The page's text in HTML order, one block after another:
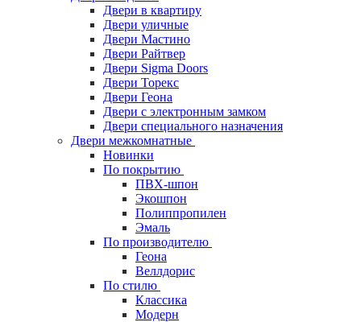
Двери в квартиру
Двери уличные
Двери Мастино
Двери Райтвер
Двери Sigma Doors
Двери Торекс
Двери Геона
Двери с электронным замком
Двери специального назначения
Двери межкомнатные
Новинки
По покрытию
ПВХ-шпон
Экошпон
Полиппропилен
Эмаль
По производителю
Геона
Веллдорис
По стилю
Классика
Модерн